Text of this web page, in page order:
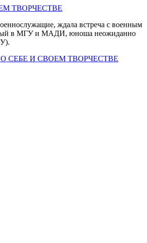
ждала встреча с военным
в МГУ и МАДИ, юноша неожиданно
СЕБЕ И СВОЕМ ТВОРЧЕСТВЕ